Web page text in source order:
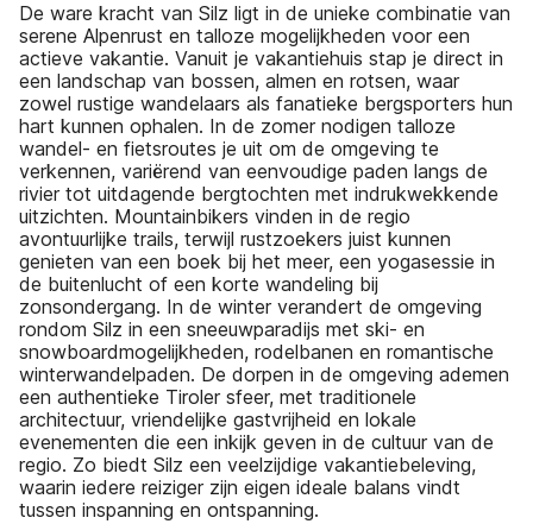
De ware kracht van Silz ligt in de unieke combinatie van
serene Alpenrust en talloze mogelijkheden voor een
actieve vakantie. Vanuit je vakantiehuis stap je direct in
een landschap van bossen, almen en rotsen, waar
zowel rustige wandelaars als fanatieke bergsporters hun
hart kunnen ophalen. In de zomer nodigen talloze
wandel- en fietsroutes je uit om de omgeving te
verkennen, variërend van eenvoudige paden langs de
rivier tot uitdagende bergtochten met indrukwekkende
uitzichten. Mountainbikers vinden in de regio
avontuurlijke trails, terwijl rustzoekers juist kunnen
genieten van een boek bij het meer, een yogasessie in
de buitenlucht of een korte wandeling bij
zonsondergang. In de winter verandert de omgeving
rondom Silz in een sneeuwparadijs met ski- en
snowboardmogelijkheden, rodelbanen en romantische
winterwandelpaden. De dorpen in de omgeving ademen
een authentieke Tiroler sfeer, met traditionele
architectuur, vriendelijke gastvrijheid en lokale
evenementen die een inkijk geven in de cultuur van de
regio. Zo biedt Silz een veelzijdige vakantiebeleving,
waarin iedere reiziger zijn eigen ideale balans vindt
tussen inspanning en ontspanning.